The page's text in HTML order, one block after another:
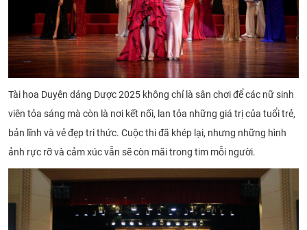
Tài hoa Duyên dáng Dược 2025 không chỉ là sân chơi để các nữ sinh
viên tỏa sáng mà còn là nơi kết nối, lan tỏa những giá trị của tuổi trẻ,
bản lĩnh và vẻ đẹp tri thức. Cuộc thi đã khép lại, nhưng những hình
ảnh rực rỡ và cảm xúc vẫn sẽ còn mãi trong tim mỗi người.